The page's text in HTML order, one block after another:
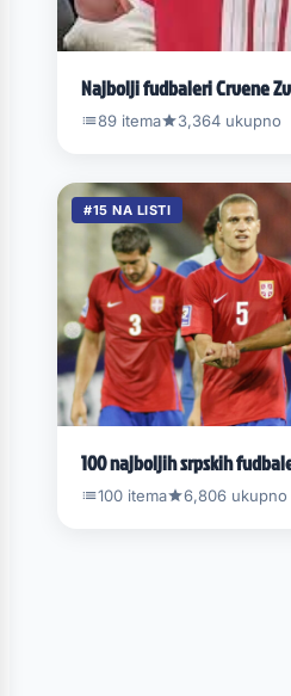
Najbolji fudbaleri Crvene
89 itema 3,364 ukupno
#15 NA LISTI
100 najboljih srpskih
100 itema 6,806 ukupno